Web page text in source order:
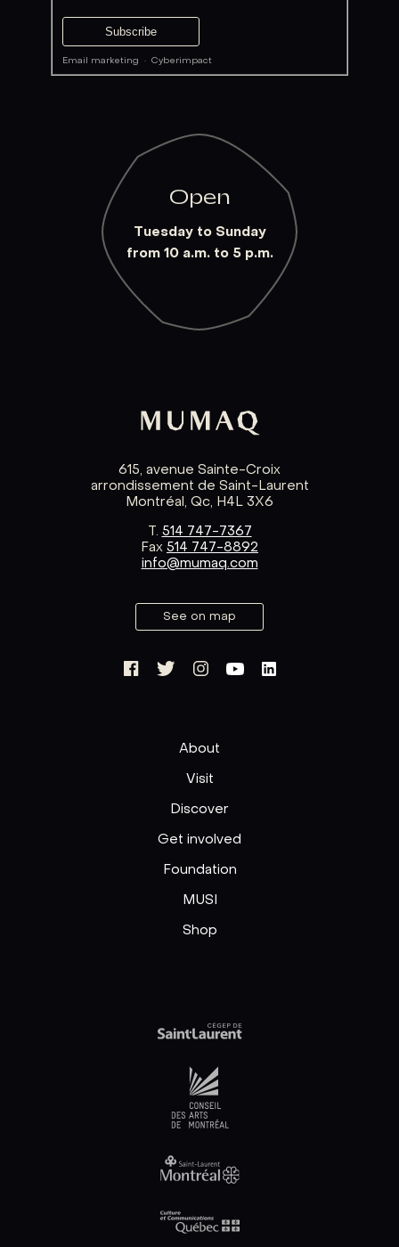
Email marketing ·Cyberimpact
Open
Tuesday to Sunday
from 10 a.m. to 5 p.m.
615, avenue Sainte-Croix
arrondissement de Saint-Laurent
Montréal, Qc, H4L 3X6
T. 514 747-7367
Fax 514 747-8892
info@mumaq.com
See on map
About
Visit
Discover
Get involved
Foundation
MUSI
Shop